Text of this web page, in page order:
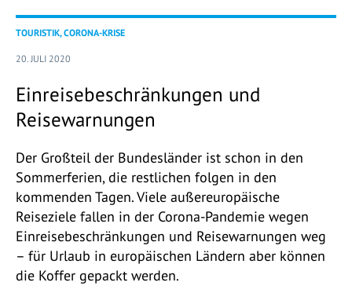
TOURISTIK, CORONA-KRISE
20. JULI 2020
Einreisebeschränkungen und
Reisewarnungen
Der Großteil der Bundesländer ist schon in den
Sommerferien, die restlichen folgen in den
kommenden Tagen. Viele außereuropäische
Reiseziele fallen in der Corona-Pandemie wegen
Einreisebeschränkungen und Reisewarnungen weg
– für Urlaub in europäischen Ländern aber können
die Koffer gepackt werden.